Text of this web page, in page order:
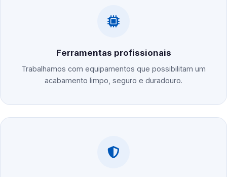
Ferramentas profissionais
Trabalhamos com equipamentos que possibilitam um
acabamento limpo, seguro e duradouro.